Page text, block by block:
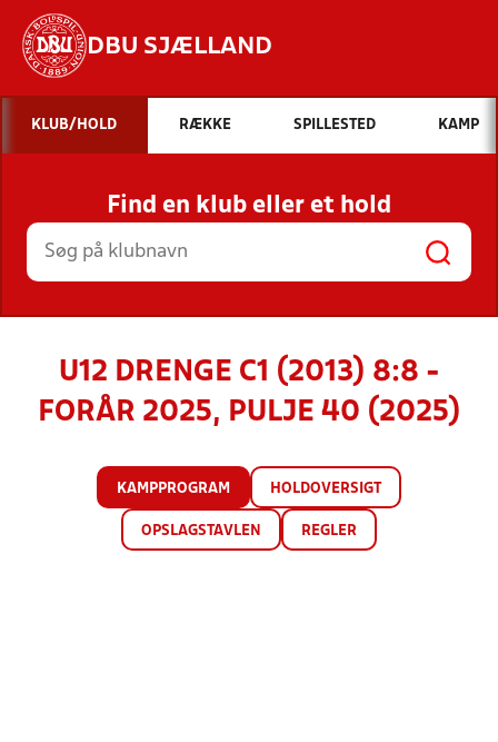
DBU SJÆLLAND
Hvad vil du søge efter?
INDHOLD OG NYHEDER
STILLINGER, RESULTATER, KLUBBER OG
HOLD
KLUB/HOLD RÆKKE SPILLESTED KAMP
Find en klub eller et hold
U12 DRENGE C1 (2013) 8:8 -
FORÅR 2025, PULJE 40 (2025)
KAMPPROGRAM HOLDOVERSIGT
OPSLAGSTAVLEN REGLER